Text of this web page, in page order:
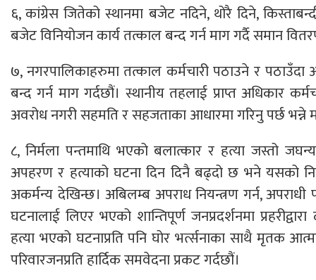
६, कांग्रेस जितेको स्थानमा बजेट नदिने, थोरै दिने,
बजेट विनियोजन कार्य तत्काल बन्द गर्न माग गर्दै समान
७, नगरपालिकाहरुमा तत्काल कर्मचारी पठाउने र
बन्द गर्न माग गर्दछौं। स्थानीय तहलाई प्राप्त अधिकार
अवरोध नगरी सहमति र सहजताका आधारमा गरिनु पर्छ भन्ने
८, निर्मला पन्तमाथि भएको बलात्कार र हत्या जस्तो
अपहरण र हत्याको घटना दिन दिनै बढ्दो छ भने यसको
अकर्मन्य देखिन्छ। अबिलम्ब अपराध नियन्त्रण गर्न, अपराधी
घटनालाई लिएर भएको शान्तिपूर्ण जनप्रदर्शनमा
हत्या भएको घटनाप्रति पनि घोर भर्त्सनाका साथै मृतक
परिवारजनप्रति हार्दिक समवेदना प्रकट गर्दछौं।